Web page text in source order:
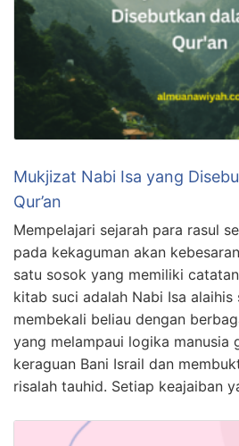
Mukjizat Nabi Isa yang
Qur’an
Mempelajari sejarah para rasul
pada kekaguman akan
satu sosok yang memiliki
kitab suci adalah Nabi Isa alaihis
membekali beliau dengan
yang melampaui logika manusia
keraguan Bani Israil dan
risalah tauhid. Setiap keajaiban